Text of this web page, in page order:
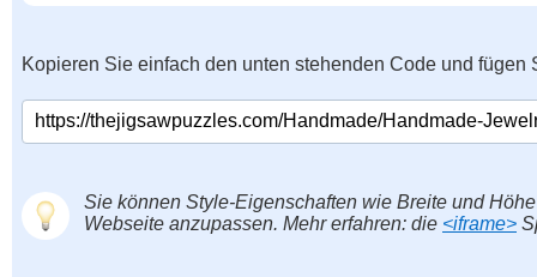
Kopieren Sie einfach den unten stehenden Code und fügen
Sie können Style-Eigenschaften wie Breite und
Webseite anzupassen. Mehr erfahren: die <iframe>